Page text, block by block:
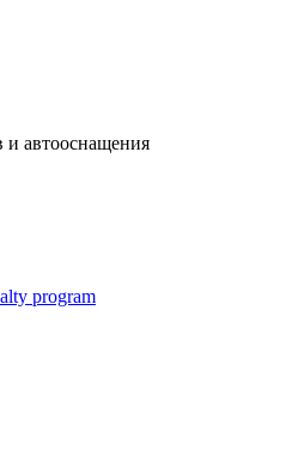
и автооснащения
program